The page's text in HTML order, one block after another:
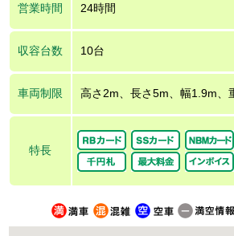
営業時間 24時間
収容台数 10台
車両制限 高さ2m、長さ5m、幅1.9m、
特長